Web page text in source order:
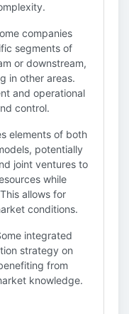
companies
segments of
or downstream,
in other areas.
and operational
control.
elements of both
potentially
joint ventures to
while
allows for
conditions.
integrated
strategy on
from
knowledge.